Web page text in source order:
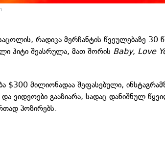
საცოლის, რადიკა მერჩანტის წვეულებაზე 30
ჰიტი შეასრულა, მათ შორის Baby, Love
$300 მილიონადაა შეფასებული,
ვიდეოები გააზიარა, სადაც დანიშნულ
პოზირებს.